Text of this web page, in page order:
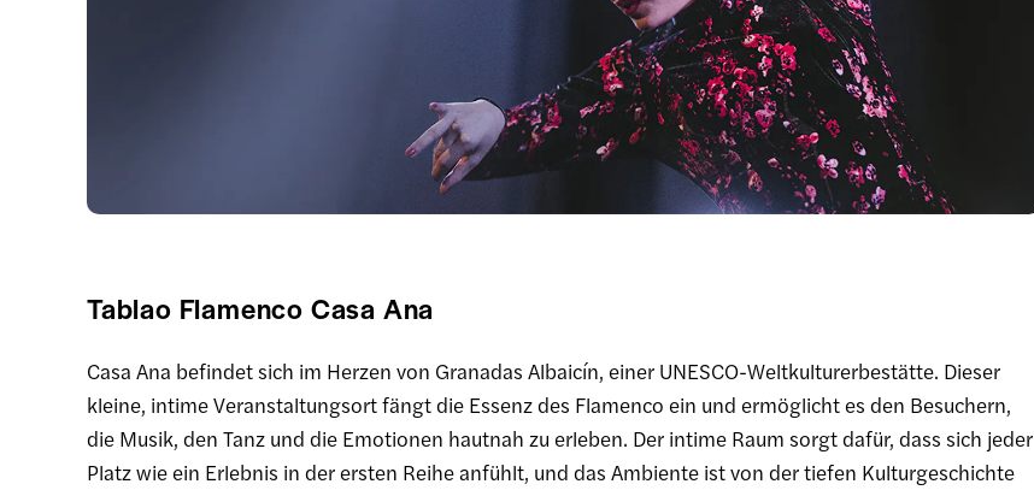
Tablao Flamenco Casa Ana
Casa Ana befindet sich im Herzen von Granadas Albaicín, einer UNESCO-Weltkulturerbestätte. Dieser
kleine, intime Veranstaltungsort fängt die Essenz des Flamenco ein und ermöglicht es den Besuchern,
die Musik, den Tanz und die Emotionen hautnah zu erleben. Der intime Raum sorgt dafür, dass sich jeder
Platz wie ein Erlebnis in der ersten Reihe anfühlt, und das Ambiente ist von der tiefen Kulturgeschichte